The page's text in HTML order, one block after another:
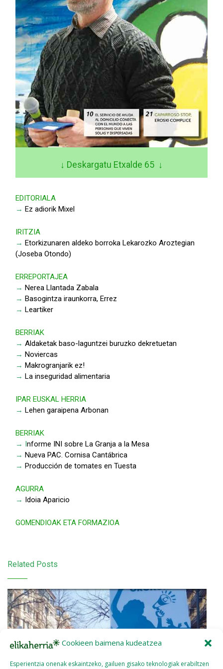
Cookieen baimena kudeatzea
Esperientzia onenak eskaintzeko, gailuen gisako teknologiak erabiltzen
↓ Deskargatu Etxalde 65 ↓
EDITORIALA
→ Ez adiorik Mixel
IRITZIA
→ Etorkizunaren aldeko borroka Lekarozko Aroztegian
(Joseba Otondo)
ERREPORTAJEA
→ Nerea Llantada Zabala
→ Basogintza iraunkorra, Errez
→ Leartiker
BERRIAK
→ Aldaketak baso-laguntzei buruzko dekretuetan
→ Noviercas
→ Makrogranjarik ez!
→ La inseguridad alimentaria
IPAR EUSKAL HERRIA
→ Lehen garaipena Arbonan
BERRIAK
→ Informe INI sobre La Granja a la Mesa
→ Nueva PAC. Cornisa Cantábrica
→ Producción de tomates en Tuesta
AGURRA
→ Idoia Aparicio
GOMENDIOAK ETA FORMAZIOA
Related Posts